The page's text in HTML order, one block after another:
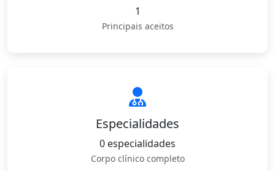
1
Principais aceitos
Especialidades
0 especialidades
Corpo clínico completo